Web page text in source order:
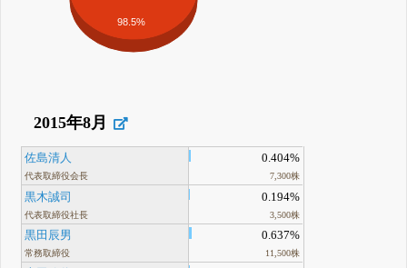
98.5%
2015年8月
佐島清人
代表取締役会長
0.404%
7,300株
黒木誠司
代表取締役社長
0.194%
3,500株
黒田辰男
常務取締役
0.637%
11,500株